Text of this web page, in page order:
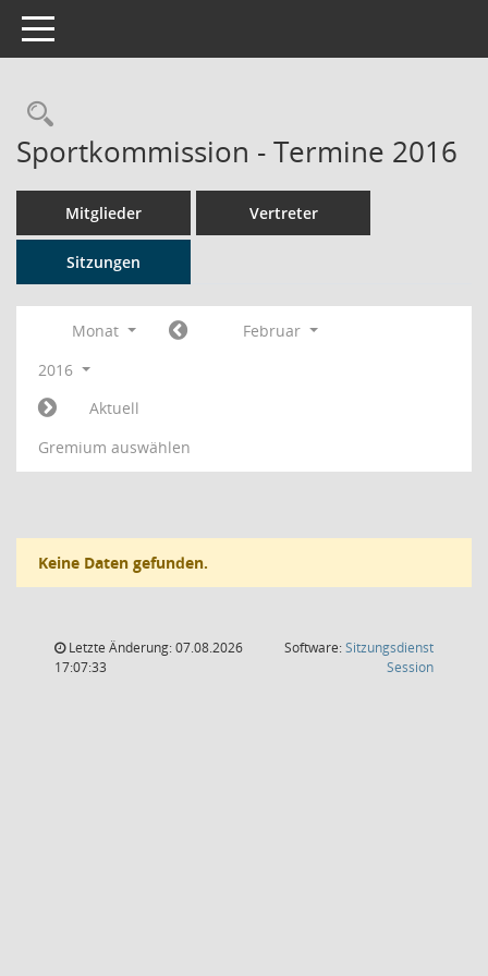
Toggle navigation
Rechercheauswahl
Sportkommission - Termine 2016
Mitglieder Vertreter
Sitzungen
Monat
Februar
2016
Aktuell
Gremium auswählen
Keine Daten gefunden.
Letzte Änderung: 07.08.2026
17:07:33
Software:Sitzungsdienst
Session(Wird in